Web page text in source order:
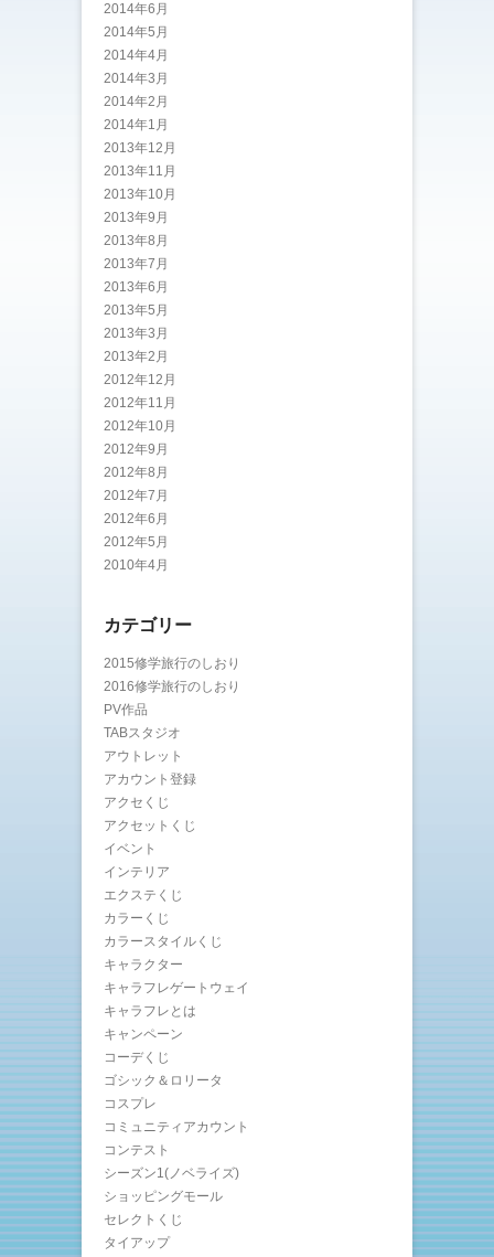
2014年6月
2014年5月
2014年4月
2014年3月
2014年2月
2014年1月
2013年12月
2013年11月
2013年10月
2013年9月
2013年8月
2013年7月
2013年6月
2013年5月
2013年3月
2013年2月
2012年12月
2012年11月
2012年10月
2012年9月
2012年8月
2012年7月
2012年6月
2012年5月
2010年4月
カテゴリー
2015修学旅行のしおり
2016修学旅行のしおり
PV作品
TABスタジオ
アウトレット
アカウント登録
アクセくじ
アクセットくじ
イベント
インテリア
エクステくじ
カラーくじ
カラースタイルくじ
キャラクター
キャラフレゲートウェイ
キャラフレとは
キャンペーン
コーデくじ
ゴシック＆ロリータ
コスプレ
コミュニティアカウント
コンテスト
シーズン1(ノベライズ)
ショッピングモール
セレクトくじ
タイアップ